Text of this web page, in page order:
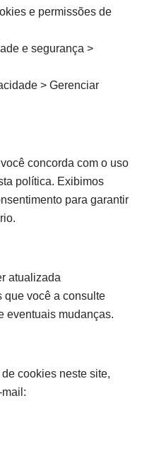
e permissões de
e segurança >
> Gerenciar
concorda com o uso
política. Exibimos
para garantir
atualizada
que você a consulte
eventuais mudanças.
cookies neste site,